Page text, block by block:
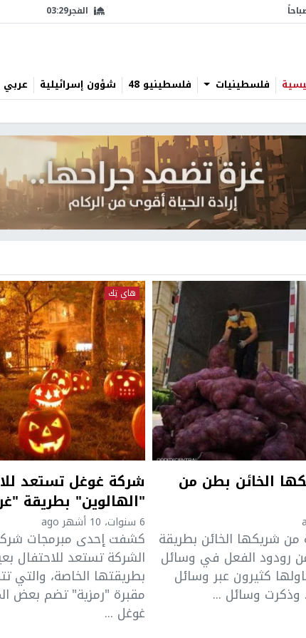
الفجر03:29
فلسطينيات فلسطينيو 48 شؤون إسرائيلية
الخائن بطن من
من شريكها الخائن بطريقة
من رودود الفعل في وسائل
كثيرون عبر وسائل
وذكرت وسائل ...
هاي تِك
شركة غوغل تستعد
"الهالوين" بطريقة
6 سنوات، 10 أشهر ago
كشفت إحدى مبرمجات
الشركة تستعد للاحتفال
بطريقتها الخاصة، والتي
مقبرة "رمزية" تضم بعض
غوغل ...